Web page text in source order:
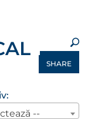
SHARE
--